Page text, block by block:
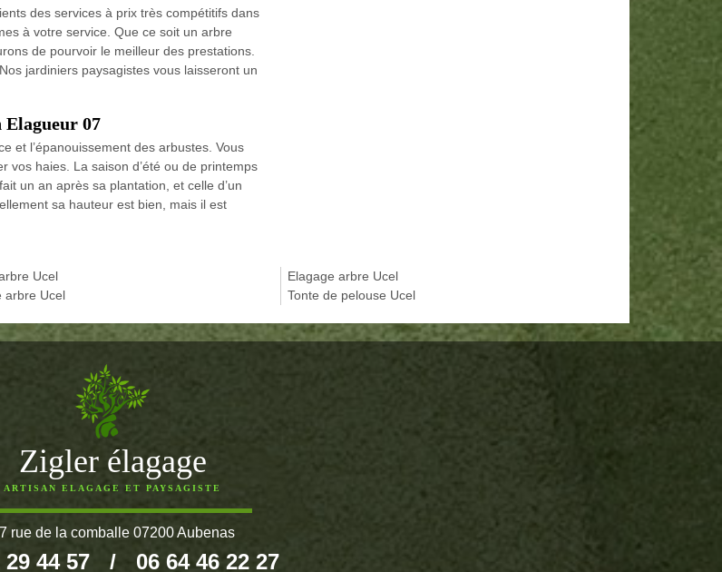
des services à prix très compétitifs dans
à votre service. Que ce soit un arbre
de pourvoir le meilleur des prestations.
jardiniers paysagistes vous laisseront un
Elagueur 07
et l’épanouissement des arbustes. Vous
vos haies. La saison d’été ou de printemps
un an après sa plantation, et celle d’un
sa hauteur est bien, mais il est
Ucel
arbre Ucel
Elagage arbre Ucel
Tonte de pelouse Ucel
Zigler élagage
ARTISAN ELAGAGE ET PAYSAGISTE
rue de la comballe 07200 Aubenas
29 44 57 / 06 64 46 22 27